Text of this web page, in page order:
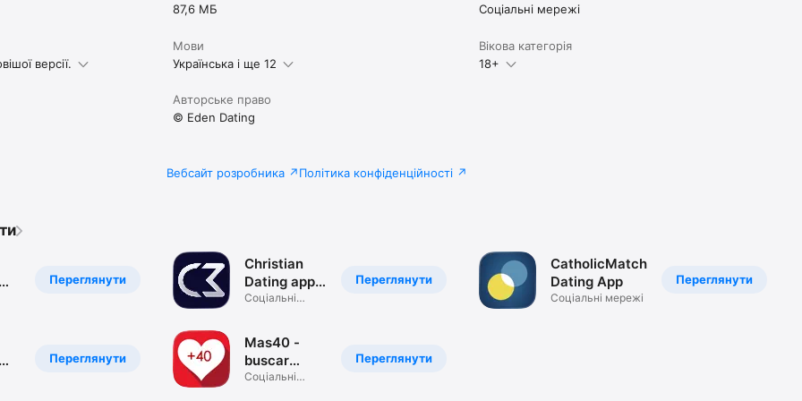
87,6 МБ Соціальні мережі
версії.
Мови
Українська і ще 12
Вікова категорія
18+
Авторське право
© Eden Dating
Вебсайт розробника Політика конфіденційності
Переглянути
Переглянути
Переглянути
Christian
Dating app -
CMeet
Соціальні
Переглянути
Mas40 -
buscar
pareja y
Соціальні
Переглянути
CatholicMatch
Dating App
Соціальні мережі